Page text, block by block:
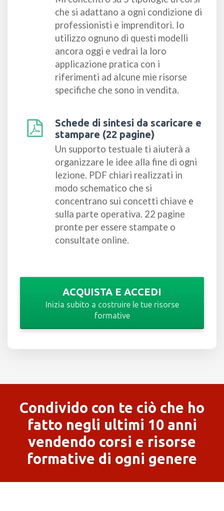
che si adattano a ogni condizione di
professionisti e imprenditori. Io
utilizzo ognuno di questi modelli
ancora oggi e vedrai la loro
applicazione pratica con i
riferimenti ad alcune mie risorse
specifiche che sono in vendita.
Schede di sintesi da scaricare e
stampare (22 pagine)
Un supporto testuale ti aiuterà a
organizzare le idee alla fine di ogni
lezione. PDF chiari realizzati in
modo schematico che si
concentrano sui concetti chiave e
sulla parte operativa. 22 pagine
pronte per essere stampate o
consultate online.
ACQUISTA E ACCEDI
Inizia subito a costruire le tue risorse
formative
Condivido con te ciò che ho
fatto negli ultimi 10 anni
vendendo corsi e risorse
formative di ogni genere